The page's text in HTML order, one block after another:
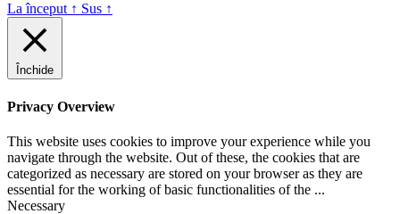
La început ↑ Sus ↑
Închide
Privacy Overview
This website uses cookies to improve your experience while you
navigate through the website. Out of these, the cookies that are
categorized as necessary are stored on your browser as they are
essential for the working of basic functionalities of the ...
Necessary